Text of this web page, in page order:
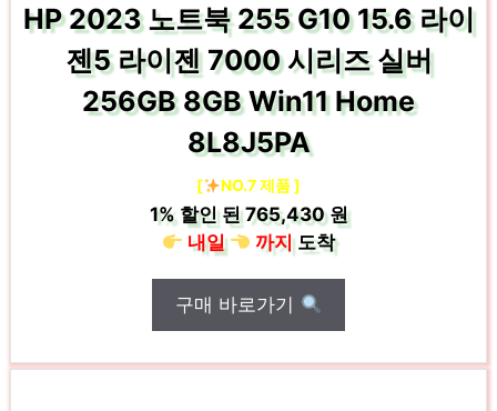
HP 2023 노트북 255 G10 15.6 라이
젠5 라이젠 7000 시리즈 실버
256GB 8GB Win11 Home
8L8J5PA
[ NO.7 제품 ]
1%할인 된765,430 원
내일
까지도착
구매 바로가기